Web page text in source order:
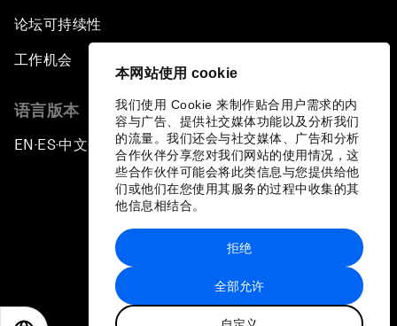
本网站使用 cookie
我们使用 Cookie 来制作贴合用户需求的内
容与广告、提供社交媒体功能以及分析我们
的流量。我们还会与社交媒体、广告和分析
合作伙伴分享您对我们网站的使用情况，这
些合作伙伴可能会将此类信息与您提供给他
们或他们在您使用其服务的过程中收集的其
他信息相结合。
全部允许
拒绝
论坛可持续性
工作机会
语言版本
EN ▪ES▪中文▪ 日本語
站点地图